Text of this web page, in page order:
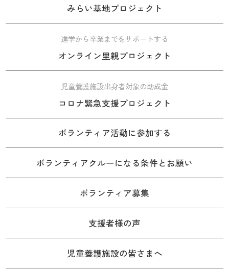
みらい基地プロジェクト
進学から卒業までをサポートする
オンライン里親プロジェクト
児童養護施設出身者対象の助成金
コロナ緊急支援プロジェクト
ボランティア活動に参加する
ボランティアクルーになる条件とお願い
ボランティア募集
支援者様の声
児童養護施設の皆さまへ